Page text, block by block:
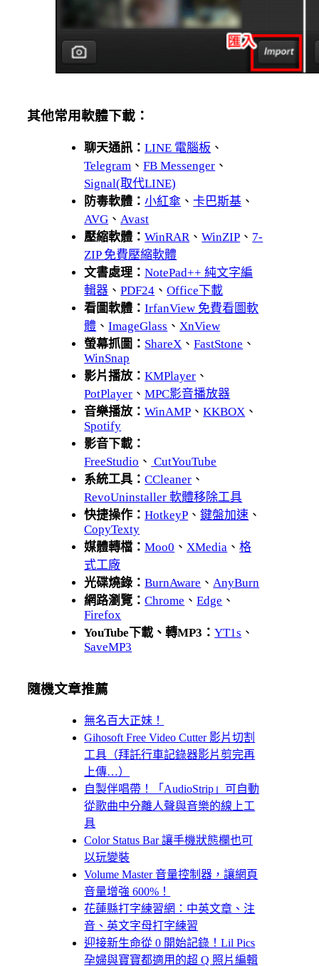
其他常用軟體下載：
聊天通訊：LINE 電腦板 、
Telegram 、FB Messenger 、
Signal(取代LINE)
防毒軟體：小紅傘 、卡巴斯基 、
AVG 、 Avast
壓縮軟體：WinRAR 、WinZIP 、 7-
ZIP 免費壓縮軟體
文書處理：NotePad++ 純文字編
輯器 、PDF24 、Office下載
看圖軟體：IrfanView 免費看圖軟
體 、ImageGlass 、 XnView
螢幕抓圖： ShareX 、FastStone 、
WinSnap
影片播放：KMPlayer 、
PotPlayer 、MPC影音播放器
音樂播放：WinAMP 、KKBOX 、
Spotify
影音下載：
FreeStudio 、 CutYouTube
系統工具：CCleaner 、
RevoUninstaller 軟體移除工具
快捷操作：HotkeyP 、鍵盤加速 、
CopyTexty
媒體轉檔：Moo0 、 XMedia 、格
式工廠
光碟燒錄：BurnAware 、 AnyBurn
網路瀏覽：Chrome 、Edge 、
Firefox
YouTube下載、轉MP3：YT1s 、
SaveMP3
隨機文章推薦
無名百大正妹！
Gihosoft Free Video Cutter 影片切割
工具（拜託行車記錄器影片剪完再
上傳…）
自製伴唱帶！「AudioStrip」可自動
從歌曲中分離人聲與音樂的線上工
具
Color Status Bar 讓手機狀態欄也可
以玩變裝
Volume Master 音量控制器，讓網頁
音量增強 600%！
花蓮縣打字練習網：中英文章、注
音、英文字母打字練習
迎接新生命從 0 開始記錄！Lil Pics
孕婦與寶寶都適用的超 Q 照片編輯